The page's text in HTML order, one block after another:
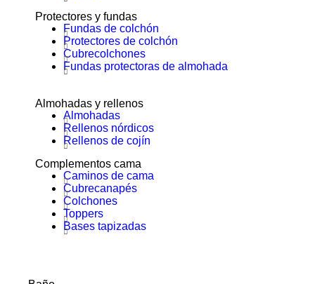
Protectores y fundas
Fundas de colchón
Protectores de colchón
Cubrecolchones
Fundas protectoras de almohada
Almohadas y rellenos
Almohadas
Rellenos nórdicos
Rellenos de cojín
Complementos cama
Caminos de cama
Cubrecanapés
Colchones
Toppers
Bases tapizadas